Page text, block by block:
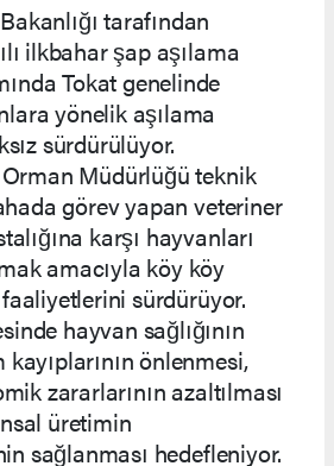
tarafından
ilkbahar şap aşılama
Tokat genelinde
yönelik aşılama
sürdürülüyor.
Orman Müdürlüğü teknik
görev yapan veteriner
karşı hayvanları
amacıyla köy köy
sürdürüyor.
hayvan sağlığının
önlenmesi,
zararlarının azaltılması
üretimin
sağlanması hedefleniyor.